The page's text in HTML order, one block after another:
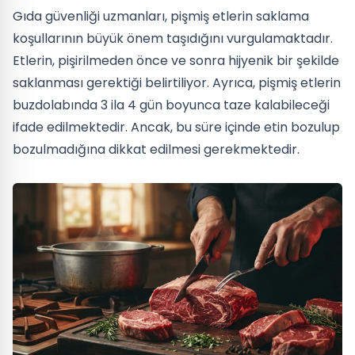
Gıda güvenliği uzmanları, pişmiş etlerin saklama
koşullarının büyük önem taşıdığını vurgulamaktadır.
Etlerin, pişirilmeden önce ve sonra hijyenik bir şekilde
saklanması gerektiği belirtiliyor. Ayrıca, pişmiş etlerin
buzdolabında 3 ila 4 gün boyunca taze kalabileceği
ifade edilmektedir. Ancak, bu süre içinde etin bozulup
bozulmadığına dikkat edilmesi gerekmektedir.